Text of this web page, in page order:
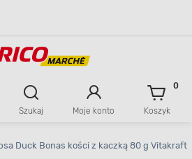
zawartości
Szukaj Moje konto Koszyk
0
Duck Bonas kości z kaczką 80 g Vitakraft